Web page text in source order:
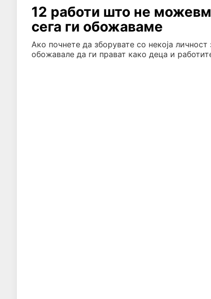
12 работи што не
сега ги обожаваме
Ако почнете да зборувате со некоја
обожавале да ги прават како деца и